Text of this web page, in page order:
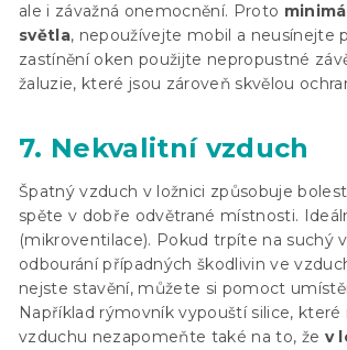
ale i závažná onemocnění. Proto
světla, nepoužívejte mobil a neusínejte
zastínění oken použijte nepropustné
žaluzie, které jsou zároveň skvělou
7. Nekvalitní vzduch
Špatný vzduch v ložnici způsobuje
spěte v dobře odvětrané místnosti.
(mikroventilace). Pokud trpíte na suchý
odbourání případných škodlivin ve
nejste stavění, můžete si pomoct
Například rýmovník vypouští silice,
vzduchu nezapomeňte také na to, že v